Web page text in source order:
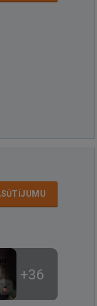
+36